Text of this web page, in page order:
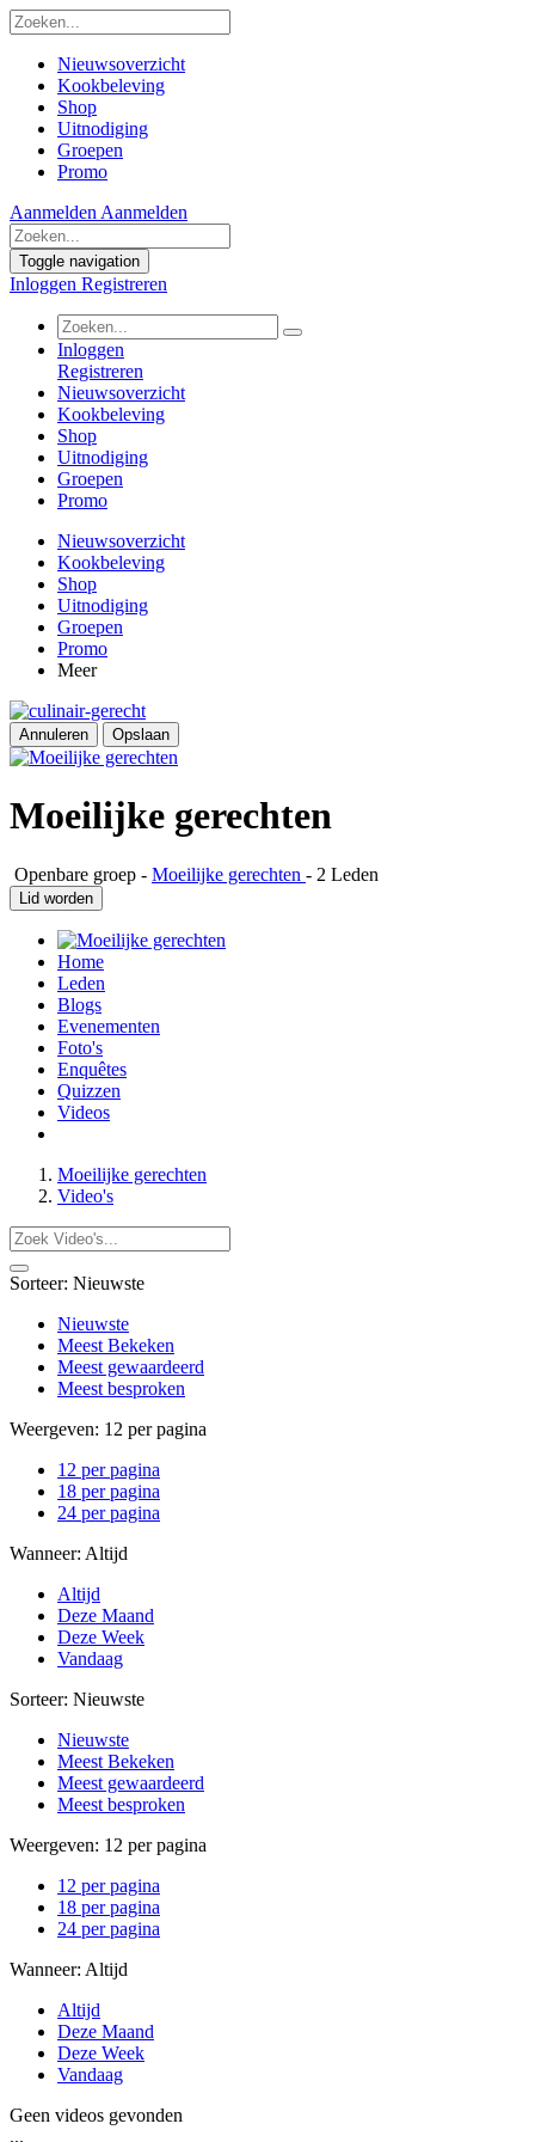
Nieuwsoverzicht
Kookbeleving
Shop
Uitnodiging
Groepen
Promo
Aanmelden Aanmelden
Toggle navigation
Inloggen Registreren
Inloggen
Registreren
Nieuwsoverzicht
Kookbeleving
Shop
Uitnodiging
Groepen
Promo
Nieuwsoverzicht
Kookbeleving
Shop
Uitnodiging
Groepen
Promo
Meer
Annuleren Opslaan
Moeilijke gerechten
Openbare groep - Moeilijke gerechten - 2 Leden
Lid worden
Home
Leden
Blogs
Evenementen
Foto's
Enquêtes
Quizzen
Videos
Moeilijke gerechten
Video's
Sorteer: Nieuwste
Nieuwste
Meest Bekeken
Meest gewaardeerd
Meest besproken
Weergeven: 12 per pagina
12 per pagina
18 per pagina
24 per pagina
Wanneer: Altijd
Altijd
Deze Maand
Deze Week
Vandaag
Sorteer: Nieuwste
Nieuwste
Meest Bekeken
Meest gewaardeerd
Meest besproken
Weergeven: 12 per pagina
12 per pagina
18 per pagina
24 per pagina
Wanneer: Altijd
Altijd
Deze Maand
Deze Week
Vandaag
Geen videos gevonden
...